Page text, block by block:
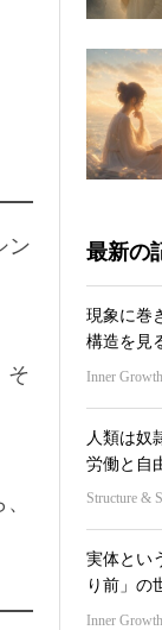
ン
そ
最新の
現象に巻
構造を見
Inner Growth
人類は奴
労働と自
Structure &
実体とい
り前」の
Inner Growth